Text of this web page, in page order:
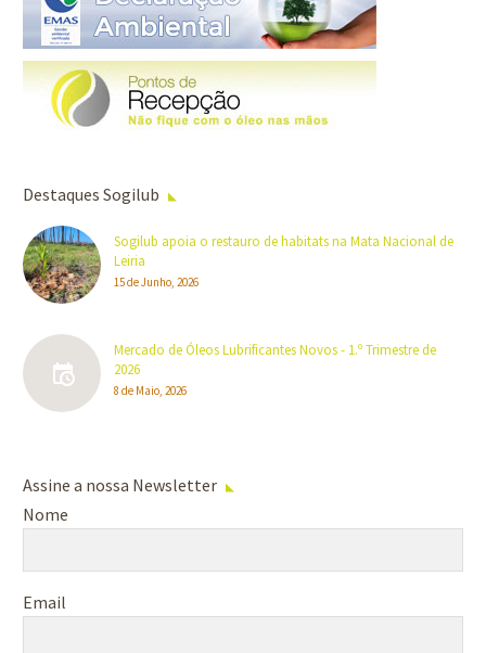
Destaques Sogilub
Sogilub apoia o restauro de habitats na Mata Nacional de
Leiria
15 de Junho, 2026
Mercado de Óleos Lubrificantes Novos - 1.º Trimestre de
2026
8 de Maio, 2026
Assine a nossa Newsletter
Nome
Email